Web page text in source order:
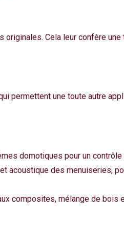
Cela leur confère une
permettent une toute autre
domotiques pour un contrôle
acoustique des menuiseries,
composites, mélange de bois